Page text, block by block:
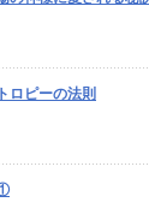
ロピーの法則